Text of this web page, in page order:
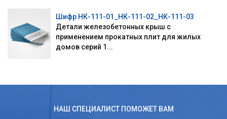
Шифр НК-111-01_НК-111-02_НК-111-03
Детали железобетонных крыш с
применением прокатных плит для жилых
домов серий 1...
НАШ СПЕЦИАЛИСТ ПОМОЖЕТ ВАМ